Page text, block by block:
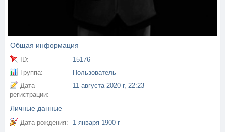
Общая информация
ID:
15176
Группа:
Пользователь
Дата
регистрации:
11 августа 2020 г, 22:23
Личные данные
Дата рождения: 1 января 1900 г